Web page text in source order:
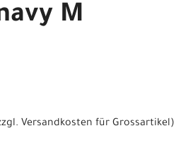
M
Versandkosten für Grossartikel)